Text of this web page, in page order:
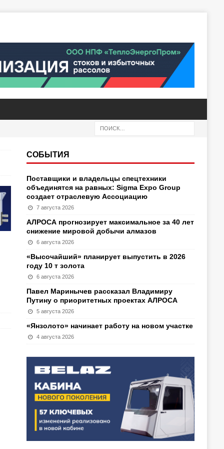
СОБЫТИЯ
Поставщики и владельцы спецтехники
объединятся на равных: Sigma Expo Group
создает отраслевую Ассоциацию
7 августа 2026
АЛРОСА прогнозирует максимальное за 40 лет
снижение мировой добычи алмазов
6 августа 2026
«Высочайший» планирует выпустить в 2026
году 10 т золота
6 августа 2026
Павел Маринычев рассказал Владимиру
Путину о приоритетных проектах АЛРОСА
5 августа 2026
«Янзолото» начинает работу на новом участке
4 августа 2026